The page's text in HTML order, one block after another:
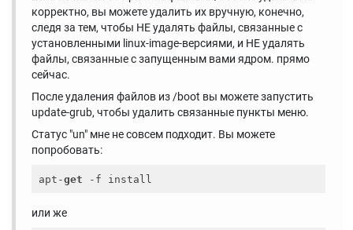
корректно, вы можете удалить их вручную, конечно,
следя за тем, чтобы НЕ удалять файлы, связанные с
установленными linux-image-версиями, и НЕ удалять
файлы, связанные с запущенным вами ядром. прямо
сейчас.
После удаления файлов из /boot вы можете запустить
update-grub, чтобы удалить связанные пункты меню.
Статус "un" мне не совсем подходит. Вы можете
попробовать:
apt-get
или же